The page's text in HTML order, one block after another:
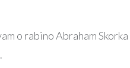
o rabino Abraham